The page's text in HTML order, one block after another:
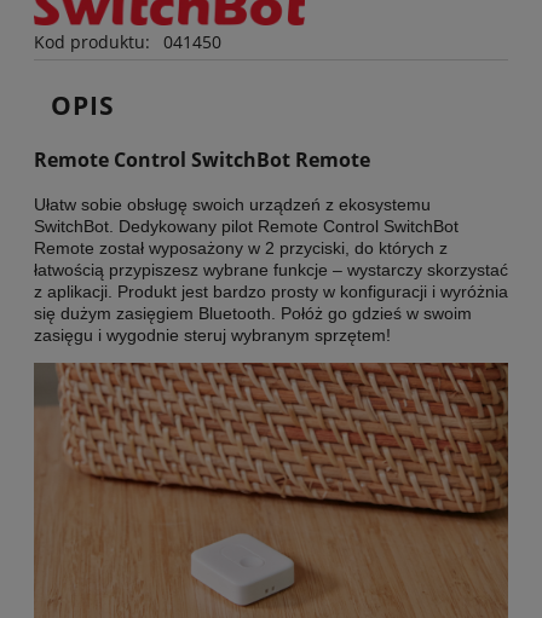
Kod produktu: 041450
OPIS
Remote Control SwitchBot Remote
Ułatw sobie obsługę swoich urządzeń z ekosystemu
SwitchBot. Dedykowany pilot Remote Control SwitchBot
Remote został wyposażony w 2 przyciski, do których z
łatwością przypiszesz wybrane funkcje – wystarczy skorzystać
z aplikacji. Produkt jest bardzo prosty w konfiguracji i wyróżnia
się dużym zasięgiem Bluetooth. Połóż go gdzieś w swoim
zasięgu i wygodnie steruj wybranym sprzętem!